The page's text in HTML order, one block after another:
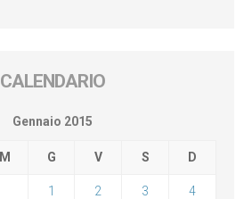
CALENDARIO
Gennaio 2015
M G V S D
1 2 3 4